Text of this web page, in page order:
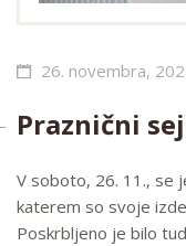
26. novembra,
Praznični
V soboto, 26. 11., se
katerem so svoje
Poskrbljeno je bilo